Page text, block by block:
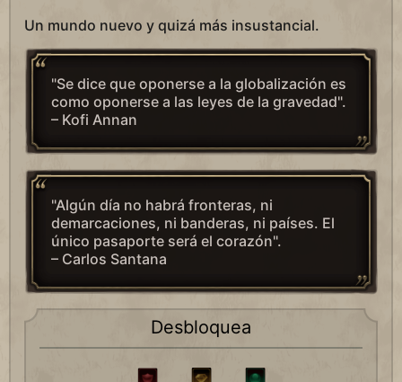
Un mundo nuevo y quizá más insustancial.
"Se dice que oponerse a la globalización es
como oponerse a las leyes de la gravedad".
– Kofi Annan
"Algún día no habrá fronteras, ni
demarcaciones, ni banderas, ni países. El
único pasaporte será el corazón".
– Carlos Santana
Desbloquea